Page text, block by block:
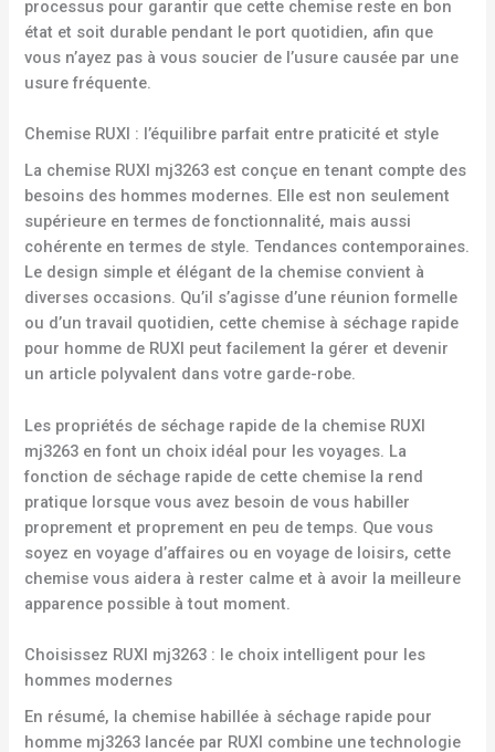
processus pour garantir que cette chemise reste en bon
état et soit durable pendant le port quotidien, afin que
vous n’ayez pas à vous soucier de l’usure causée par une
usure fréquente.
Chemise RUXI : l’équilibre parfait entre praticité et style
La chemise RUXI mj3263 est conçue en tenant compte des
besoins des hommes modernes. Elle est non seulement
supérieure en termes de fonctionnalité, mais aussi
cohérente en termes de style. Tendances contemporaines.
Le design simple et élégant de la chemise convient à
diverses occasions. Qu’il s’agisse d’une réunion formelle
ou d’un travail quotidien, cette chemise à séchage rapide
pour homme de RUXI peut facilement la gérer et devenir
un article polyvalent dans votre garde-robe.
Les propriétés de séchage rapide de la chemise RUXI
mj3263 en font un choix idéal pour les voyages. La
fonction de séchage rapide de cette chemise la rend
pratique lorsque vous avez besoin de vous habiller
proprement et proprement en peu de temps. Que vous
soyez en voyage d’affaires ou en voyage de loisirs, cette
chemise vous aidera à rester calme et à avoir la meilleure
apparence possible à tout moment.
Choisissez RUXI mj3263 : le choix intelligent pour les
hommes modernes
En résumé, la chemise habillée à séchage rapide pour
homme mj3263 lancée par RUXI combine une technologie